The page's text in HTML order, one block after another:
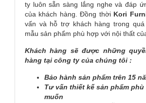
ty luôn sẵn sàng lắng nghe và đáp
của khách hàng. Đồng thời Kori
vấn và hỗ trợ khách hàng trong
mẫu sản phẩm phù hợp với nội thất
Khách hàng sẽ được những
hàng tại công ty của chúng tôi :
Bảo hành sản phẩm trên 15
Tư vấn thiết kế sản phẩm
muốn